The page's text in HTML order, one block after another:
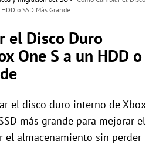
o SSD Más Grande
el Disco Duro
One S a un HDD o
el disco duro interno de Xbox
más grande para mejorar el
el almacenamiento sin perder